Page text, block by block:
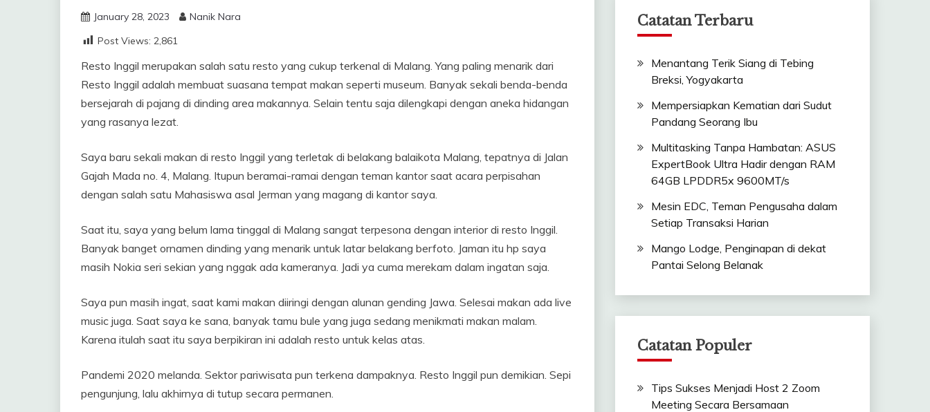
January 28, 2023
Nanik Nara
Post Views: 2,861
Resto Inggil merupakan salah satu resto yang cukup terkenal di Malang. Yang paling menarik dari
Resto Inggil adalah membuat suasana tempat makan seperti museum. Banyak sekali benda-benda
bersejarah di pajang di dinding area makannya. Selain tentu saja dilengkapi dengan aneka hidangan
yang rasanya lezat.
Saya baru sekali makan di resto Inggil yang terletak di belakang balaikota Malang, tepatnya di Jalan
Gajah Mada no. 4, Malang. Itupun beramai-ramai dengan teman kantor saat acara perpisahan
dengan salah satu Mahasiswa asal Jerman yang magang di kantor saya.
Saat itu, saya yang belum lama tinggal di Malang sangat terpesona dengan interior di resto Inggil.
Banyak banget ornamen dinding yang menarik untuk latar belakang berfoto. Jaman itu hp saya
masih Nokia seri sekian yang nggak ada kameranya. Jadi ya cuma merekam dalam ingatan saja.
Saya pun masih ingat, saat kami makan diiringi dengan alunan gending Jawa. Selesai makan ada live
music juga. Saat saya ke sana, banyak tamu bule yang juga sedang menikmati makan malam.
Karena itulah saat itu saya berpikiran ini adalah resto untuk kelas atas.
Pandemi 2020 melanda. Sektor pariwisata pun terkena dampaknya. Resto Inggil pun demikian. Sepi
pengunjung, lalu akhirnya di tutup secara permanen.
Catatan Terbaru
Menantang Terik Siang di Tebing
Breksi, Yogyakarta
Mempersiapkan Kematian dari Sudut
Pandang Seorang Ibu
Multitasking Tanpa Hambatan: ASUS
ExpertBook Ultra Hadir dengan RAM
64GB LPDDR5x 9600MT/s
Mesin EDC, Teman Pengusaha dalam
Setiap Transaksi Harian
Mango Lodge, Penginapan di dekat
Pantai Selong Belanak
Catatan Populer
Tips Sukses Menjadi Host 2 Zoom
Meeting Secara Bersamaan